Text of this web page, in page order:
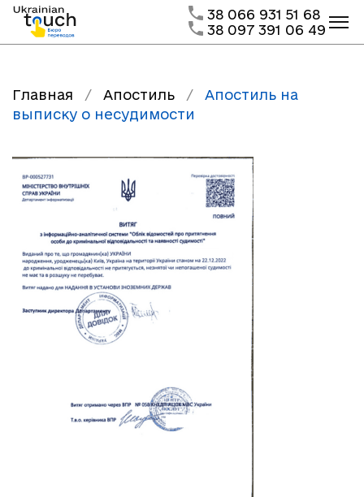
38 066 931 51 68
38 097 391 06 49
Главная / Апостиль /
Апостиль на
выписку о несудимости